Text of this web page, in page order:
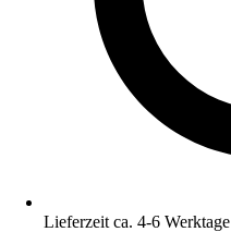
Lieferzeit ca. 4-6 Werktage